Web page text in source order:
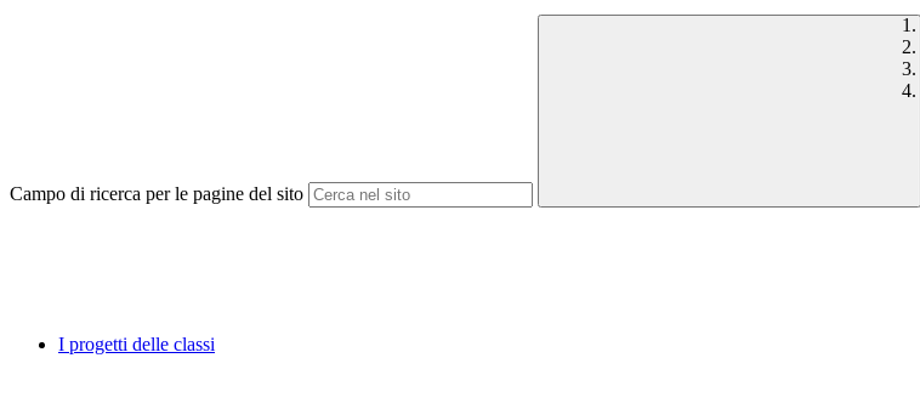
Campo di ricerca per le pagine del sito
I progetti delle classi